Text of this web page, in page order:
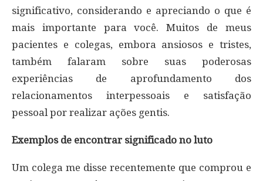
significativo, considerando e apreciando o que é
mais importante para você. Muitos de meus
pacientes e colegas, embora ansiosos e tristes,
também falaram sobre suas poderosas
experiências de aprofundamento dos
relacionamentos interpessoais e satisfação
pessoal por realizar ações gentis.
Exemplos de encontrar significado no luto
Um colega me disse recentemente que comprou e